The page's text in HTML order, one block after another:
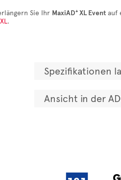
Sie Ihr MaxiAD⁺ XL Event auf
.
Spezifikationen
Ansicht in der